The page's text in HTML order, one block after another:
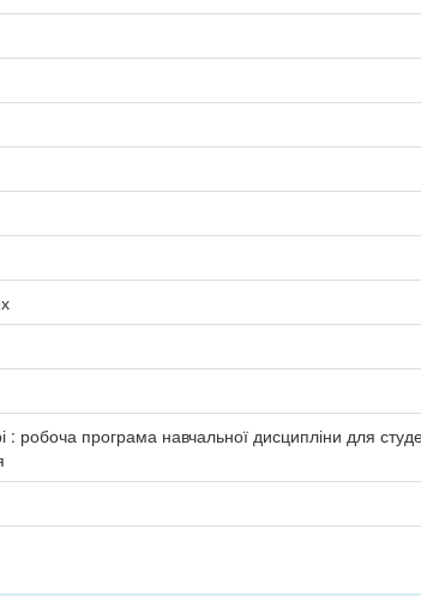
: робоча програма навчальної дисципліни для